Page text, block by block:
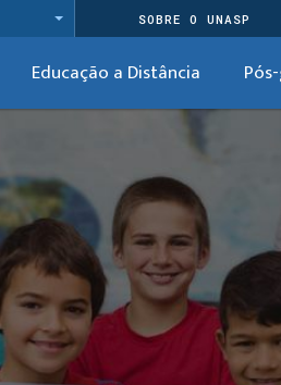
SOBRE O UNASP
Educação a Distância